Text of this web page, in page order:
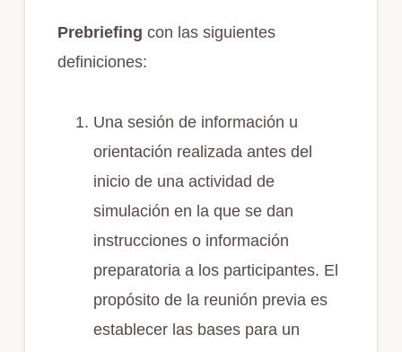
Prebriefing con las siguientes
definiciones:
Una sesión de información u
orientación realizada antes del
inicio de una actividad de
simulación en la que se dan
instrucciones o información
preparatoria a los participantes. El
propósito de la reunión previa es
establecer las bases para un